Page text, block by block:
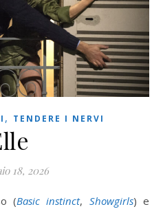
, TENDERE I NERVI
18, 2026
(Basic instinct, Showgirls) e